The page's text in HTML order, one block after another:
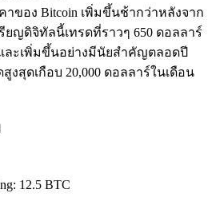
รับผู้ถือ BTR
าของ Bitcoin เพิ่มขึ้นช้ากว่าหลังจาก
ยญดิจิทัลนี้เทรดที่ราวๆ 650 ดอลลาร์
ละเพิ่มขึ้นอย่างมีนัยสำคัญตลอดปี
งสุดเกือบ 20,000 ดอลลาร์ในเดือน
12.5 BTC